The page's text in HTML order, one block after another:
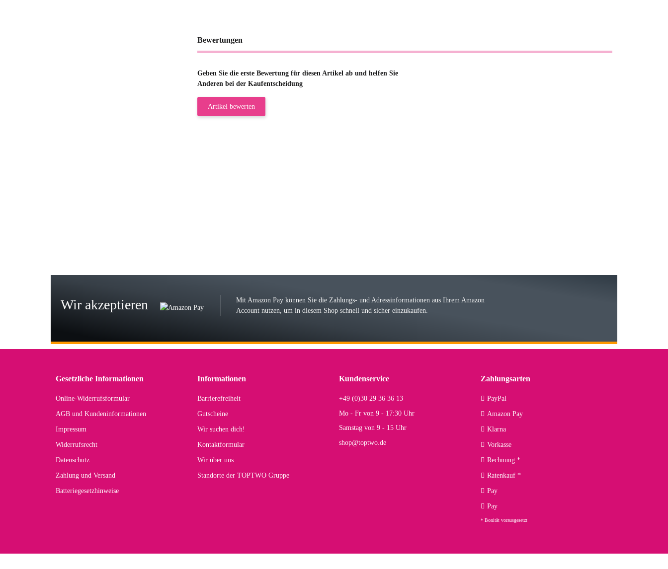
Bewertungen
Geben Sie die erste Bewertung für diesen Artikel ab und helfen Sie
Anderen bei der Kaufentscheidung
Artikel bewerten
Der Koffer macht einen sehr soliden Eindruck. Die Zuverlässigkeit muss sich noch in den kommenden Jahren herausstellen. Spannend wird es falls
Hans E
Wir akzeptieren
Mit Amazon Pay können Sie die Zahlungs- und Adressinformationen aus Ihrem Amazon
Account nutzen, um in diesem Shop schnell und sicher einzukaufen.
Gesetzliche Informationen
Online-Widerrufsformular
AGB und Kundeninformationen
Impressum
Widerrufsrecht
Datenschutz
Zahlung und Versand
Batteriegesetzhinweise
Informationen
Barrierefreiheit
Gutscheine
Wir suchen dich!
Kontaktformular
Wir über uns
Standorte der TOPTWO Gruppe
Kundenservice
+49 (0)30 29 36 36 13
Mo - Fr von 9 - 17:30 Uhr
Samstag von 9 - 15 Uhr
shop@toptwo.de
Zahlungsarten
PayPal
Amazon Pay
Klarna
Vorkasse
Rechnung *
Ratenkauf *
Pay
Pay
* Bonität vorausgesetzt